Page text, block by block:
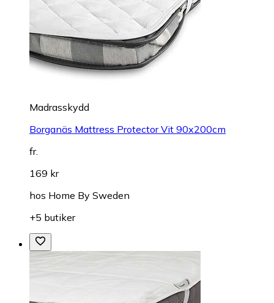
Madrasskydd
Borganäs Mattress Protector Vit 90x200cm
fr.
169 kr
hos Home By Sweden
+5 butiker